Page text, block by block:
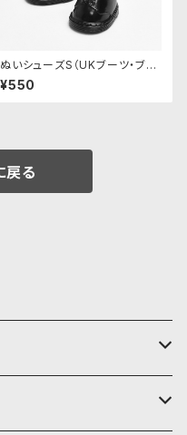
ぬいシューズS（UKブーツ・ブラ
ック）｜身長11cm前後のぬいぐ
るみ用ソフビ靴
¥550
戻る